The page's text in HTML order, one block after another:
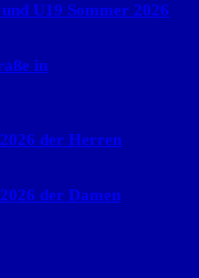
U19 Sommer 2026
in
der Herren
der Damen